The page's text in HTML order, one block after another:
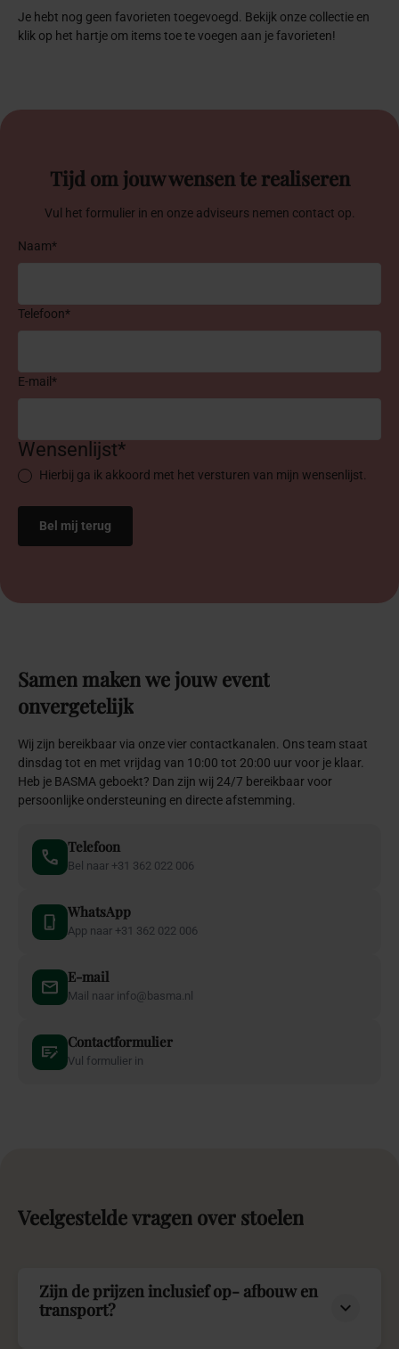
Je hebt nog geen favorieten toegevoegd. Bekijk onze collectie en
klik op het hartje om items toe te voegen aan je favorieten!
Tijd om jouw wensen te realiseren
Vul het formulier in en onze adviseurs nemen contact op.
Naam*
Telefoon*
E-mail*
Wensenlijst*
Hierbij ga ik akkoord met het versturen van mijn wensenlijst.
Samen makenwejouw event
onvergetelijk
Wij zijn bereikbaar via onze vier contactkanalen. Ons team staat
dinsdag tot en met vrijdag van 10:00 tot 20:00 uur voor je klaar.
Heb je BASMA geboekt? Dan zijn wij 24/7 bereikbaar voor
persoonlijke ondersteuning en directe afstemming.
Telefoon
Bel naar +31 362 022 006
WhatsApp
App naar +31 362 022 006
E-mail
Mail naar info@basma.nl
Contactformulier
Vul formulier in
Veelgesteldevragen over stoelen
Zijn de prijzen inclusief op- afbouw en
transport?